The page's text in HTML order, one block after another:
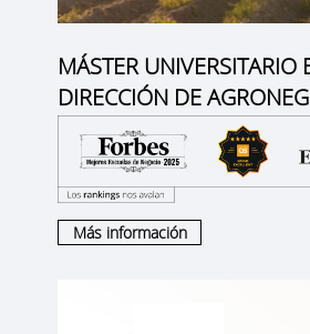
MÁSTER UNIVERSITARIO
DIRECCIÓN DE
Más información